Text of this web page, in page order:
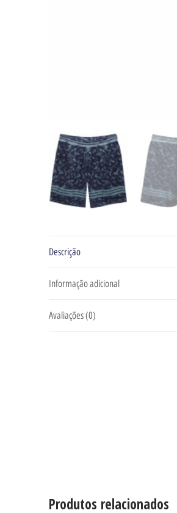
Descrição
Informação adicional
Avaliações (0)
Produtos relacionados